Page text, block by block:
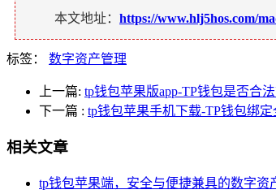
本文地址： https://www.hlj5hos.com/
标签： 数字资产管理
上一篇: tp钱包苹果版app-TP钱包是否合
下一篇 : tp钱包苹果手机下载-TP钱包绑
相关文章
tp钱包苹果端，安全与便捷兼具的数字资